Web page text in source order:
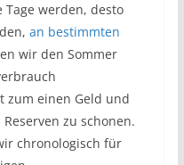
werden, desto
an bestimmten
wir den Sommer
zum einen Geld und
zu schonen.
chronologisch für